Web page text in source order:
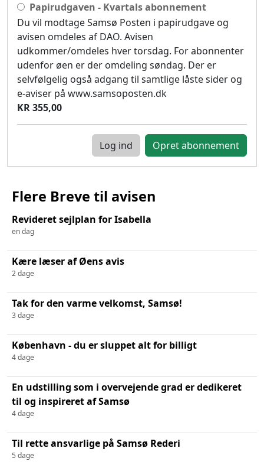
Papirudgaven - Kvartals abonnement
Du vil modtage Samsø Posten i papirudgave og
avisen omdeles af DAO. Avisen
udkommer/omdeles hver torsdag. For abonnenter
udenfor øen er der omdeling søndag. Der er
selvfølgelig også adgang til samtlige låste sider og
e-aviser på www.samsoposten.dk
KR 355,00
Log ind
Flere Breve til avisen
Revideret sejlplan for Isabella
en dag
Kære læser af Øens avis
2 dage
Tak for den varme velkomst, Samsø!
3 dage
København - du er sluppet alt for billigt
4 dage
En udstilling som i overvejende grad er dedikeret
til og inspireret af Samsø
4 dage
Til rette ansvarlige på Samsø Rederi
5 dage